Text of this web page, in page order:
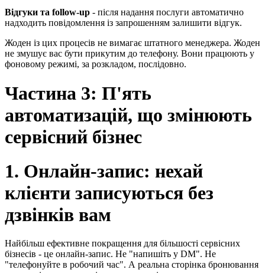
Відгуки та follow-up - після надання послуги автоматично
надходить повідомлення із запрошенням залишити відгук.
Жоден із цих процесів не вимагає штатного менеджера. Жоден
не змушує вас бути прикутим до телефону. Вони працюють у
фоновому режимі, за розкладом, послідовно.
Частина 3: П'ять
автоматизацій, що змінюють
сервісний бізнес
1. Онлайн-запис: нехай
клієнти записуються без
дзвінків вам
Найбільш ефективне покращення для більшості сервісних
бізнесів - це онлайн-запис. Не "напишіть у DM". Не
"телефонуйте в робочий час". А реальна сторінка бронювання